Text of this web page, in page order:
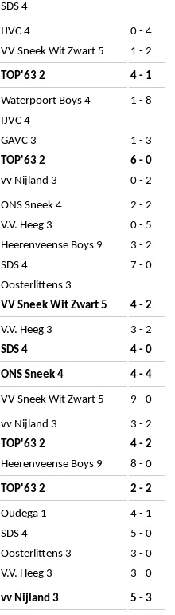
SDS 4
IJVC 4
0 - 4
VV Sneek Wit Zwart 5 1 - 2
TOP'63 2 4 - 1
Waterpoort Boys 4
1 - 8
IJVC 4
GAVC 3
1 - 3
TOP'63 2
6 - 0
vv Nijland 3 0 - 2
ONS Sneek 4
2 - 2
V.V. Heeg 3
0 - 5
Heerenveense Boys 9
3 - 2
SDS 4
7 - 0
Oosterlittens 3
VV Sneek Wit Zwart 5 4 - 2
V.V. Heeg 3
3 - 2
SDS 4 4 - 0
ONS Sneek 4 4 - 4
VV Sneek Wit Zwart 5 9 - 0
vv Nijland 3
3 - 2
TOP'63 2
4 - 2
Heerenveense Boys 9 8 - 0
TOP'63 2 2 - 2
Oudega 1
4 - 1
SDS 4
5 - 0
Oosterlittens 3
3 - 0
V.V. Heeg 3 3 - 0
vv Nijland 3 5 - 3